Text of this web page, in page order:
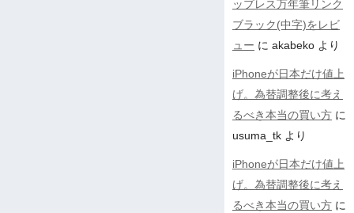
ップレス万年筆リンク
ブラック(中字)をレビ
ュー に akabeko より
iPhoneが日本だけ値上
げ。為替調整後に考え
るべき本当の買い方 に
usuma_tk より
iPhoneが日本だけ値上
げ。為替調整後に考え
るべき本当の買い方 に